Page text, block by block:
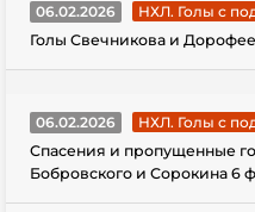
06.02.2026
НХЛ. Голы с
Голы Свечникова и
06.02.2026
НХЛ. Голы с
Спасения и пропущенные
Бобровского и Сорокина 6